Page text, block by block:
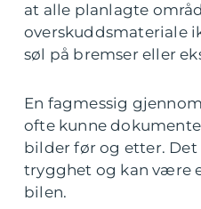
at alle planlagte
overskuddsmateriale
søl på bremser eller
En fagmessig
ofte kunne
bilder før og etter. Det
trygghet og kan være
bilen.